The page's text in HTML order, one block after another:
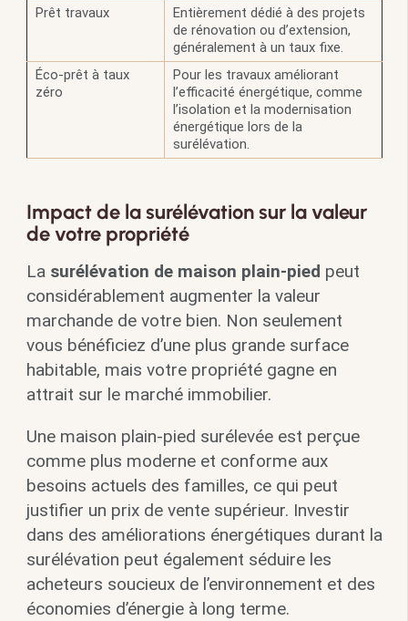
Prêt travaux
Entièrement dédié à des projets
de rénovation ou d’extension,
généralement à un taux fixe.
Éco-prêt à taux
zéro
Pour les travaux améliorant
l’efficacité énergétique, comme
l’isolation et la modernisation
énergétique lors de la
surélévation.
Impact de la surélévation sur la valeur
de votre propriété
La surélévation de maison plain-pied peut
considérablement augmenter la valeur
marchande de votre bien. Non seulement
vous bénéficiez d’une plus grande surface
habitable, mais votre propriété gagne en
attrait sur le marché immobilier.
Une maison plain-pied surélevée est perçue
comme plus moderne et conforme aux
besoins actuels des familles, ce qui peut
justifier un prix de vente supérieur. Investir
dans des améliorations énergétiques durant la
surélévation peut également séduire les
acheteurs soucieux de l’environnement et des
économies d’énergie à long terme.